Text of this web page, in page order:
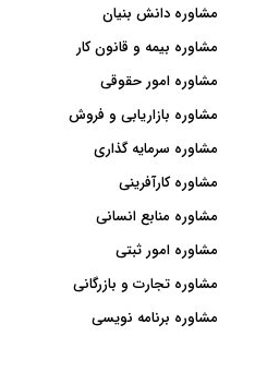
مشاوره دانش بنیان
مشاوره بیمه و قانون کار
مشاوره امور حقوقی
مشاوره بازاریابی و فروش
مشاوره سرمایه گذاری
مشاوره کارآفرینی
مشاوره منابع انسانی
مشاوره امور ثبتی
مشاوره تجارت و بازرگانی
مشاوره برنامه نویسی